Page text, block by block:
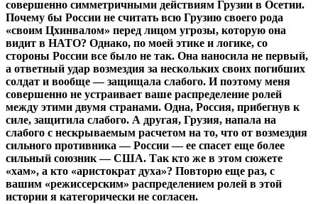
совершенно симметричными действиям Грузии в Осетии.
Почему бы России не считать всю Грузию своего рода
«своим Цхинвалом» перед лицом угрозы, которую она
видит в НАТО? Однако, по моей этике и логике, со
стороны России все было не так. Она наносила не первый,
а ответный удар возмездия за нескольких своих погибших
солдат и вообще — защищала слабого. И поэтому меня
совершенно не устраивает ваше распределение ролей
между этими двумя странами. Одна, Россия, прибегнув к
силе, защитила слабого. А другая, Грузия, напала на
слабого с нескрываемым расчетом на то, что от возмездия
сильного противника — России — ее спасет еще более
сильный союзник — США. Так кто же в этом сюжете
«хам», а кто «аристократ духа»? Повторю еще раз, с
вашим «режиссерским» распределением ролей в этой
истории я категорически не согласен.